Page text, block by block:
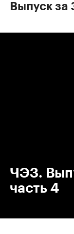
Выпуск за
ЧЭЗ.
часть 4